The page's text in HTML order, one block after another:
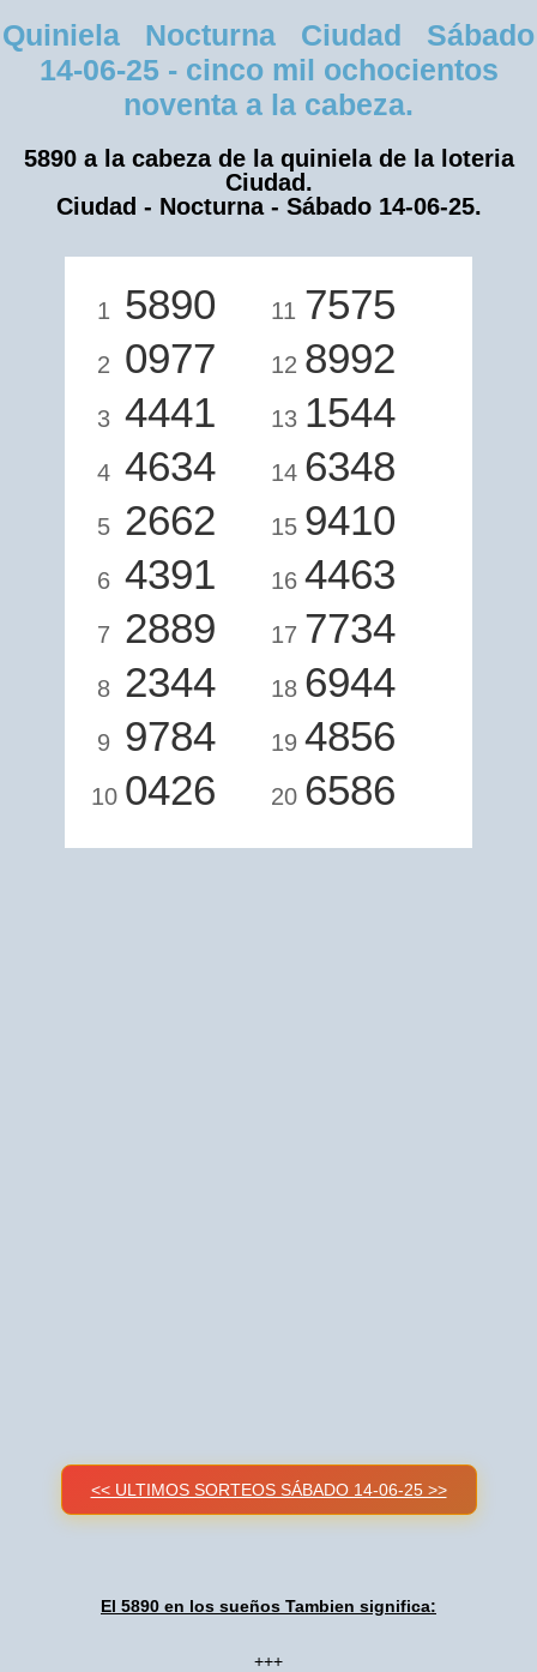
Quiniela Nocturna Ciudad Sábado
14-06-25 - cinco mil ochocientos
noventa a la cabeza.
5890 a la cabeza de la quiniela de la loteria
Ciudad.
Ciudad - Nocturna - Sábado 14-06-25.
1 5890
2 0977
3 4441
4 4634
5 2662
6 4391
7 2889
8 2344
9 9784
10 0426
11 7575
12 8992
13 1544
14 6348
15 9410
16 4463
17 7734
18 6944
19 4856
20 6586
<< ULTIMOS SORTEOS SÁBADO 14-06-25 >>
El 5890 en los sueños Tambien significa:
+++